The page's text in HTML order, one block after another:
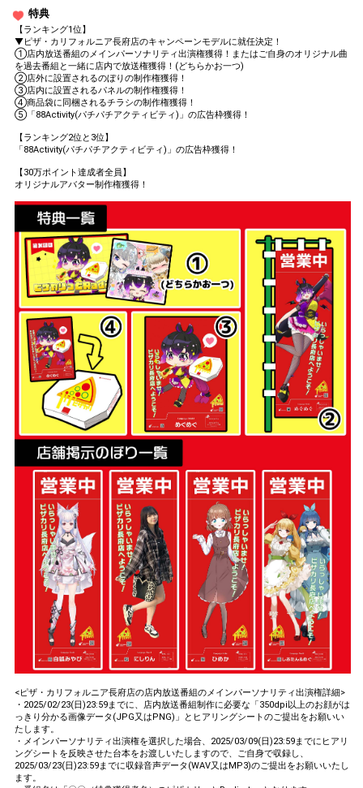
特典
【ランキング1位】
▼ピザ・カリフォルニア長府店のキャンペーンモデルに就任決定！
①店内放送番組のメインパーソナリティ出演権獲得！またはご自身のオリジナル曲
を過去番組と一緒に店内で放送権獲得！(どちらかお一つ)
②店外に設置されるのぼりの制作権獲得！
③店内に設置されるパネルの制作権獲得！
④商品袋に同梱されるチラシの制作権獲得！
⑤「88Activity(パチパチアクティビティ)」の広告枠獲得！
【ランキング2位と3位】
「88Activity(パチパチアクティビティ)」の広告枠獲得！
【30万ポイント達成者全員】
オリジナルアバター制作権獲得！
<ピザ・カリフォルニア長府店の店内放送番組のメインパーソナリティ出演権詳細>
・2025/02/23(日)23:59までに、店内放送番組制作に必要な「350dpi以上のお顔がは
っきり分かる画像データ(JPG又はPNG)」とヒアリングシートのご提出をお願いい
たします。
・メインパーソナリティ出演権を選択した場合、2025/03/09(日)23:59までにヒアリ
ングシートを反映させた台本をお渡しいたしますので、ご自身で収録し、
2025/03/23(日)23:59までに収録音声データ(WAV又はMP3)のご提出をお願いいたし
ます。